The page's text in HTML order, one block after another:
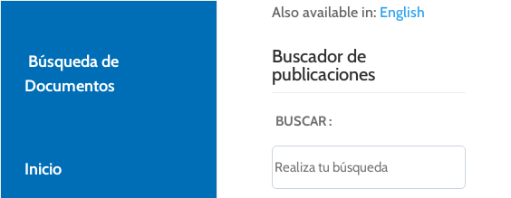
Búsqueda de
Documentos
Inicio
Also available in: English
Buscador de
publicaciones
BUSCAR :